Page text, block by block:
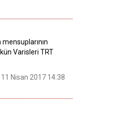
Varisleri TRT
Nisan 2017 14:38